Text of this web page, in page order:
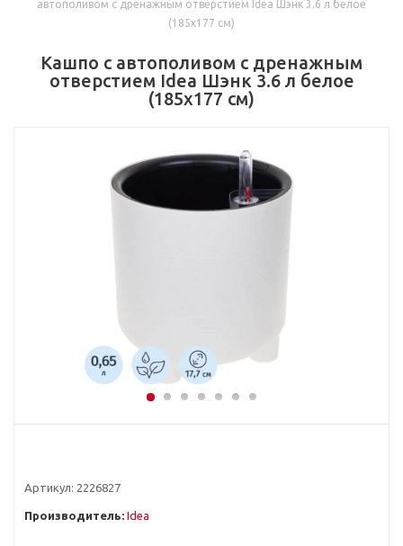
автополивом с дренажным отверстием Idea Шэнк 3.6 л белое
(185х177 см)
Кашпо с автополивом с дренажным
отверстием Idea Шэнк 3.6 л белое
(185х177 см)
Артикул: 2226827
Производитель: Idea